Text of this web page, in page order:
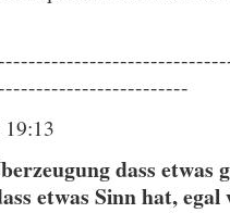
dass etwas
etwas Sinn hat,